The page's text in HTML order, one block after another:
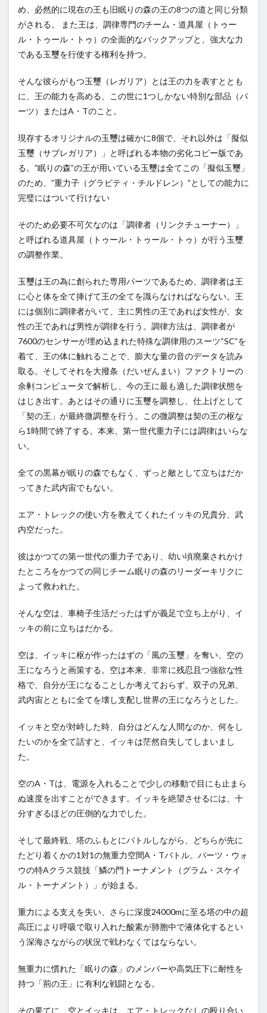
め、必然的に現在の王も旧眠りの森の王の8つの道と同じ分類
がされる。 また王は、調律専門のチーム・道具屋（トゥー
ル・トゥール・トゥ）の全面的なバックアップと、強大な力
である玉璽を行使する権利を持つ。
そんな彼らがもつ玉璽（レガリア）とは王の力を表すととも
に、王の能力を高める、この世に1つしかない特別な部品（パ
ーツ）またはA・Tのこと。
現存するオリジナルの玉璽は確かに8個で、それ以外は「擬似
玉璽（サブレガリア）」と呼ばれる本物の劣化コピー版であ
る。”眠りの森”の王が用いている玉璽は全てこの「擬似玉璽」
のため、”重力子（グラビティ・チルドレン）”としての能力に
完璧にはついて行けない
そのため必要不可欠なのは「調律者（リンクチューナー）」
と呼ばれる道具屋（トゥール・トゥール・トゥ）が行う玉璽
の調整作業。
玉璽は王の為に創られた専用パーツであるため、調律者は王
に心と体を全て捧げて王の全てを識らなければならない。王
には個別に調律者がいて、主に男性の王であれば女性が、女
性の王であれば男性が調律を行う。調律方法は、調律者が
7600のセンサーが埋め込まれた特殊な調律用のスーツ“SC”を
着て、王の体に触れることで、膨大な量の音のデータを読み
取る。そしてそれを大撥条（だいぜんまい）ファクトリーの
余剰コンピュータで解析し、今の王に最も適した調律状態を
はじき出す。あとはその通りに玉璽を調整し、仕上げとして
「契の王」が最終微調整を行う。この微調整は契の王の枢な
ら1時間で終了する。本来、第一世代重力子には調律はいらな
い。
全ての黒幕が眠りの森でもなく、ずっと敵として立ちはだか
ってきた武内宙でもない。
エア・トレックの使い方を教えてくれたイッキの兄貴分、武
内空だった。
彼はかつての第一世代の重力子であり、幼い頃廃棄されかけ
たところをかつての同じチーム眠りの森のリーダーキリクに
よって救われた。
そんな空は、車椅子生活だったはずが義足で立ち上がり、イ
ッキの前に立ちはだかる。
空は、イッキに枢が作ったはずの「風の玉璽」を奪い、空の
王になろうと画策する。空は本来、非常に残忍且つ強欲な性
格で、自分が王になることしか考えておらず、双子の兄弟、
武内宙とともに全てを壊し支配し世界の王になろうとした。
イッキと空が対峙した時、自分はどんな人間なのか、何をし
たいのかを全て話すと、イッキは茫然自失してしまいまし
た。
空のA・Tは、電源を入れることで少しの移動で目にも止まら
ぬ速度を出すことができます。イッキを絶望させるには、十
分すぎるほどの圧倒的な力でした。
そして最終戦、塔のふもとにバトルしながら、どちらが先に
たどり着くかの1対1の無重力空間A・Tバトル。パーツ・ウォ
ウの特Aクラス競技「鱗の門トーナメント（グラム・スケイ
ル・トーナメント）」が始まる。
重力による支えを失い、さらに深度24000mに至る塔の中の超
高圧により呼吸で取り入れた酸素が肺胞中で液体化するとい
う深海さながらの状況で戦わなくてはならない。
無重力に慣れた「眠りの森」のメンバーや高気圧下に耐性を
持つ「荊の王」に有利な戦闘となる。
その果てに、空とイッキは、エア・トレックなしの殴り合い